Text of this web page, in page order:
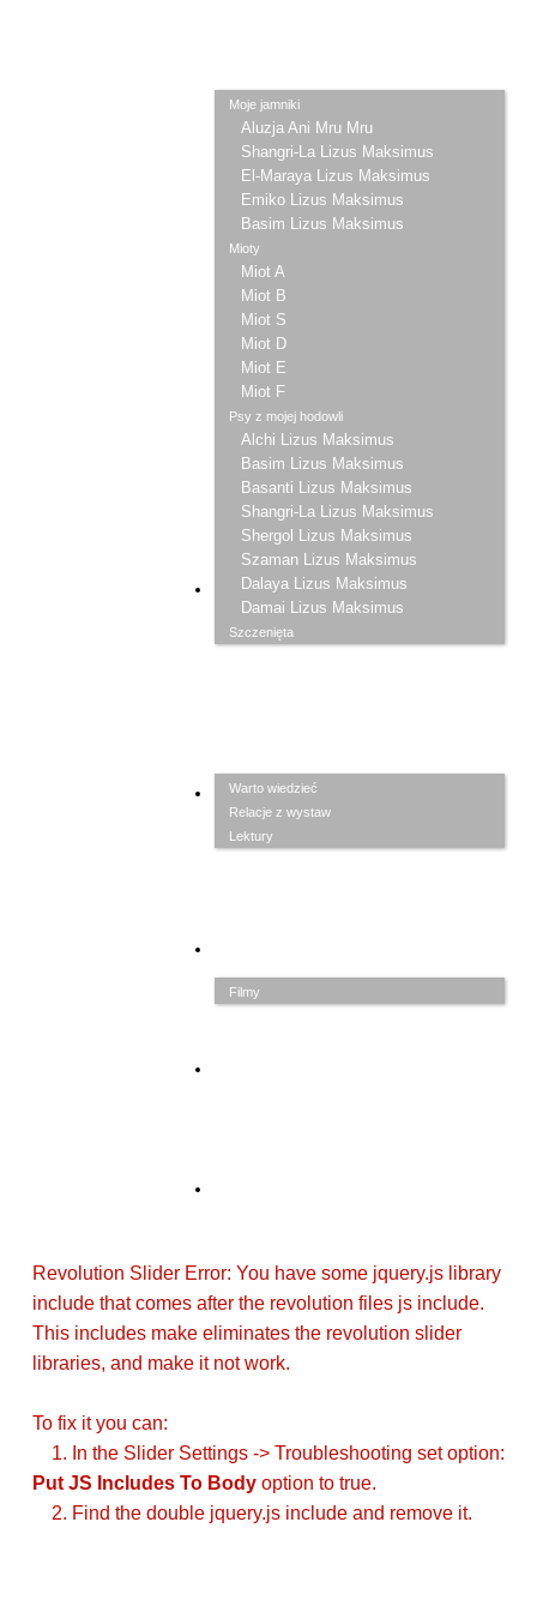
Moje jamniki
Aluzja Ani Mru Mru
Shangri-La Lizus Maksimus
El-Maraya Lizus Maksimus
Emiko Lizus Maksimus
Basim Lizus Maksimus
Mioty
Miot A
Miot B
Miot S
Miot D
Miot E
Miot F
Psy z mojej hodowli
Alchi Lizus Maksimus
Basim Lizus Maksimus
Basanti Lizus Maksimus
Shangri-La Lizus Maksimus
Shergol Lizus Maksimus
Szaman Lizus Maksimus
Dalaya Lizus Maksimus
Damai Lizus Maksimus
Szczenięta
ZAPISKI
Warto wiedzieć
Relacje z wystaw
Lektury
GALERIA
Filmy
Revolution Slider Error: You have some jquery.js library
include that comes after the revolution files js include.
This includes make eliminates the revolution slider
libraries, and make it not work.
To fix it you can:
1. In the Slider Settings -> Troubleshooting set option:
Put JS Includes To Body option to true.
2. Find the double jquery.js include and remove it.